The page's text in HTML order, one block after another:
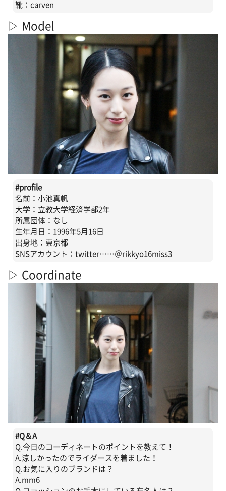
靴：carven
▷ Model
#profile
名前：小池真帆
大学：立教大学経済学部2年
所属団体：なし
生年月日：1996年5月16日
出身地：東京都
SNSアカウント：twitter……＠rikkyo16miss3
▷ Coordinate
#Q＆A
Q.今日のコーディネートのポイントを教えて！
A.涼しかったのでライダースを着ました！
Q.お気に入りのブランドは？
A.mm6